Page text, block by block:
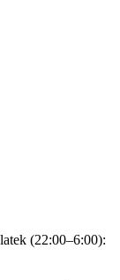
(22:00–6:00):